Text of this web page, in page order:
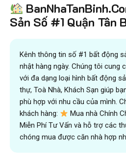
Tiết kiệmhơn 90% thời gian ,
và kiếm được nhiều tiền hơn với
đội ngũ chuyên gia VICTORY
Trên 10.500 Khách
Nhanh
Sản Số #1 Quận Tân
Kênh thông tin số #1 bất động
nhật hàng ngày. Chúng tôi cung
với đa dạng loại hình bất động
thự, Toà Nhà, Khách Sạn giúp
phù hợp với nhu cầu của mình.
khách hàng:
Mua nhà Chính
Miễn Phí Tư Vấn và hỗ trợ các
chóng mua được căn nhà hợp